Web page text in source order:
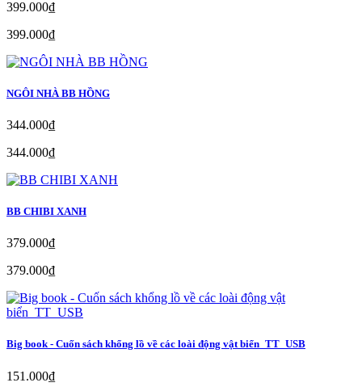
399.000₫
399.000₫
NGÔI NHÀ BB HỒNG
344.000₫
344.000₫
BB CHIBI XANH
379.000₫
379.000₫
Big book - Cuốn sách khổng lồ về các loài động vật biển_TT_USB
151.000₫